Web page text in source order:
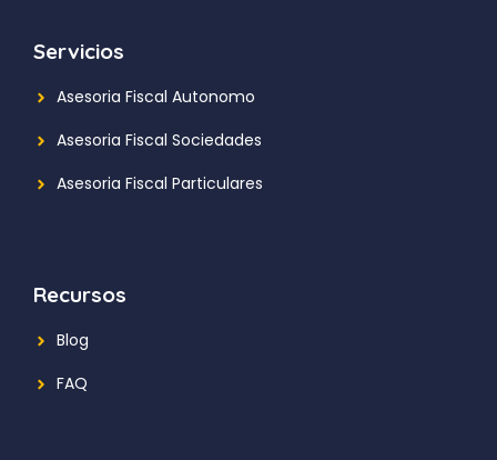
Servicios
Asesoria Fiscal Autonomo
Asesoria Fiscal Sociedades
Asesoria Fiscal Particulares
Recursos
Blog
FAQ